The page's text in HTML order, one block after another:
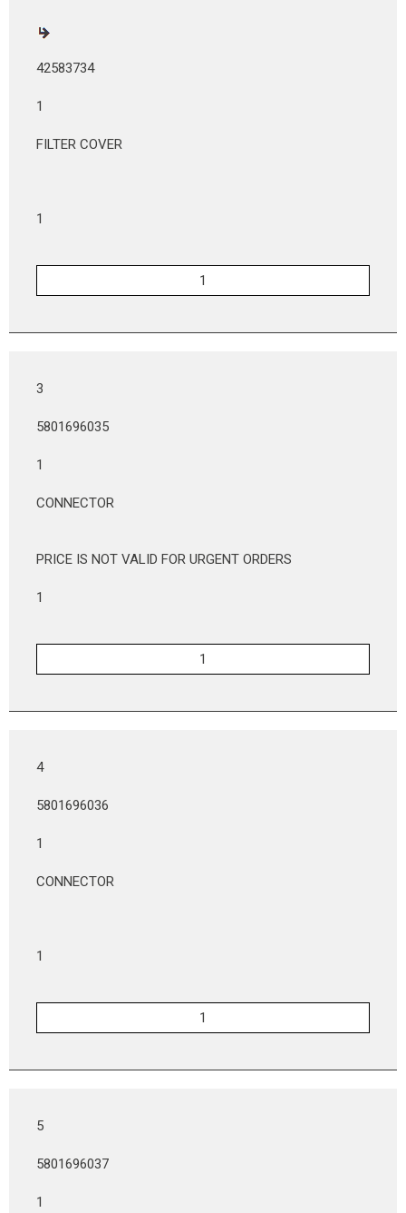
42583734
1
FILTER COVER
1
3
5801696035
1
CONNECTOR
PRICE IS NOT VALID FOR URGENT ORDERS
1
4
5801696036
1
CONNECTOR
1
5
5801696037
1